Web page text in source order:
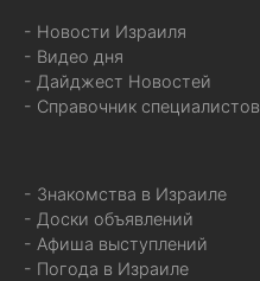
- Новости Израиля
- Видео дня
- Дайджест Новостей
- Справочник специалистов
- Знакомства в Израиле
- Доски объявлений
- Афиша выступлений
- Погода в Израиле